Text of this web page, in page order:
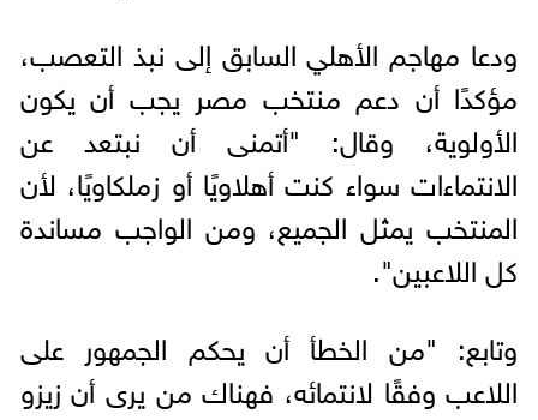
ودعا مهاجم الأهلي السابق إلى نبذ التعصب،
مؤكدًا أن دعم منتخب مصر يجب أن يكون
الأولوية، وقال: "أتمنى أن نبتعد عن
الانتماءات سواء كنت أهلاويًا أو زملكاويًا، لأن
المنتخب يمثل الجميع، ومن الواجب مساندة
كل اللاعبين".
وتابع: "من الخطأ أن يحكم الجمهور على
اللاعب وفقًا لانتمائه، فهناك من يرى أن زيزو